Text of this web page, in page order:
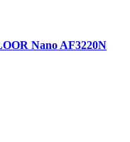
Nano AF3220N